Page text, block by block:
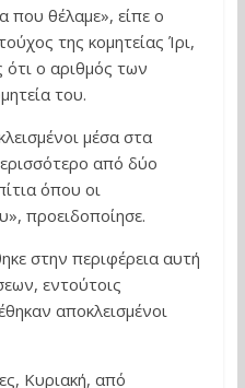
που θέλαμε», είπε ο
της κομητείας Ίρι,
ο αριθμός των
του.
μέσα στα
από δύο
όπου οι
προειδοποίησε.
στην περιφέρεια αυτή
εντούτοις
αποκλεισμένοι
Κυριακή, από